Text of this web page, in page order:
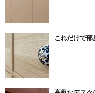
これだけで部